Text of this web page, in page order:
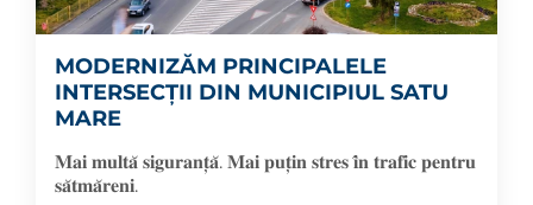
MODERNIZĂM PRINCIPALELE
INTERSECȚII DIN MUNICIPIUL SATU
MARE
𝐌𝐚𝐢 𝐦𝐮𝐥𝐭𝐚̆ 𝐬𝐢𝐠𝐮𝐫𝐚𝐧𝐭̦𝐚̆. 𝐌𝐚𝐢 𝐩𝐮𝐭̦𝐢𝐧 𝐬𝐭𝐫𝐞𝐬 𝐢̂𝐧 𝐭𝐫𝐚𝐟𝐢𝐜 𝐩𝐞𝐧𝐭𝐫𝐮
𝐬𝐚̆𝐭𝐦𝐚̆𝐫𝐞𝐧𝐢.